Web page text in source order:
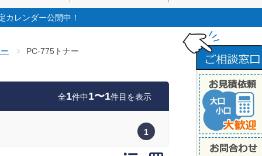
カレンダー公開中！
PC-775トナー
全1件中1〜1件目を表示
1